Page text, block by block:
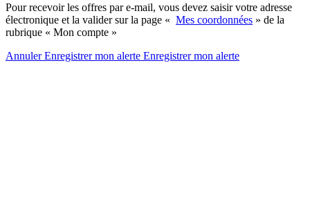
Pour recevoir les offres par e-mail, vous devez saisir votre adresse
électronique et la valider sur la page « Mes coordonnées » de la
rubrique « Mon compte »
AnnulerEnregistrer mon alerte Enregistrermon alerte